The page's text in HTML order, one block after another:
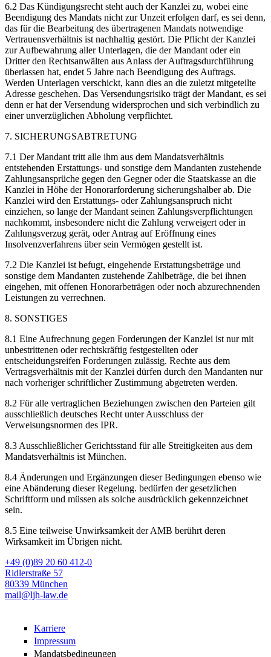
6.2 Das Kündigungsrecht steht auch der Kanzlei zu, wobei eine
Beendigung des Mandats nicht zur Unzeit erfolgen darf, es sei denn,
das für die Bearbeitung des übertragenen Mandats notwendige
Vertrauensverhältnis ist nachhaltig gestört. Die Pflicht der Kanzlei
zur Aufbewahrung aller Unterlagen, die der Mandant oder ein
Dritter den Rechtsanwälten aus Anlass der Auftragsdurchführung
überlassen hat, endet 5 Jahre nach Beendigung des Auftrags.
Werden Unterlagen verschickt, kann dies an die zuletzt mitgeteilte
Adresse geschehen. Das Versendungsrisiko trägt der Mandant, es sei
denn er hat der Versendung widersprochen und sich verbindlich zu
einer unverzüglichen Abholung verpflichtet.
7. SICHERUNGSABTRETUNG
7.1 Der Mandant tritt alle ihm aus dem Mandatsverhältnis
entstehenden Erstattungs- und sonstige dem Mandanten zustehende
Zahlungsansprüche gegen den Gegner oder die Staatskasse an die
Kanzlei in Höhe der Honorarforderung sicherungshalber ab. Die
Kanzlei wird den Erstattungs- oder Zahlungsanspruch nicht
einziehen, so lange der Mandant seinen Zahlungsverpflichtungen
nachkommt, insbesondere nicht die Zahlung verweigert oder in
Zahlungsverzug gerät, oder Antrag auf Eröffnung eines
Insolvenzverfahrens über sein Vermögen gestellt ist.
7.2 Die Kanzlei ist befugt, eingehende Erstattungsbeträge und
sonstige dem Mandanten zustehende Zahlbeträge, die bei ihnen
eingehen, mit offenen Honorarbeträgen oder noch abzurechnenden
Leistungen zu verrechnen.
8. SONSTIGES
8.1 Eine Aufrechnung gegen Forderungen der Kanzlei ist nur mit
unbestrittenen oder rechtskräftig festgestellten oder
entscheidungsreifen Forderungen zulässig. Rechte aus dem
Vertragsverhältnis mit der Kanzlei dürfen durch den Mandanten nur
nach vorheriger schriftlicher Zustimmung abgetreten werden.
8.2 Für alle vertraglichen Beziehungen zwischen den Parteien gilt
ausschließlich deutsches Recht unter Ausschluss der
Verweisungsnormen des IPR.
8.3 Ausschließlicher Gerichtsstand für alle Streitigkeiten aus dem
Mandatsverhältnis ist München.
8.4 Änderungen und Ergänzungen dieser Bedingungen ebenso wie
eine Abänderung dieser Regelung. bedürfen der gesetzlichen
Schriftform und müssen als solche ausdrücklich gekennzeichnet
sein.
8.5 Eine teilweise Unwirksamkeit der AMB berührt deren
Wirksamkeit im Übrigen nicht.
+49 (0)89 20 60 412-0
Ridlerstraße 57
80339 München
mail@ljh-law.de
Karriere
Impressum
Mandatsbedingungen